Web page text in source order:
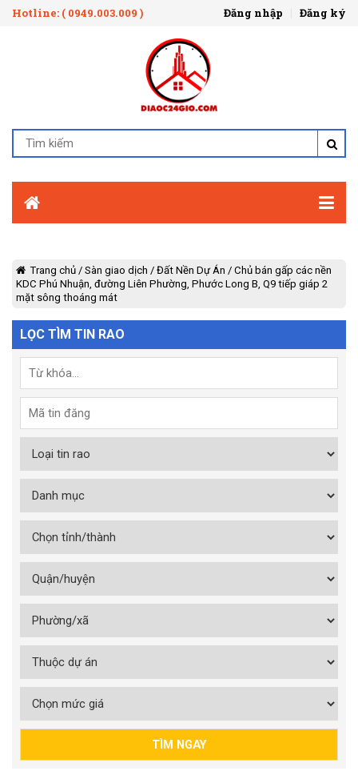
Hotline: ( 0949.003.009 ) Đăng nhập Đăng ký
Trang chủ / Sàn giao dịch / Đất Nền Dự Án / Chủ bán gấp các nền
KDC Phú Nhuận, đường Liên Phường, Phước Long B, Q9 tiếp giáp 2
mặt sông thoáng mát
LỌC TÌM TIN RAO